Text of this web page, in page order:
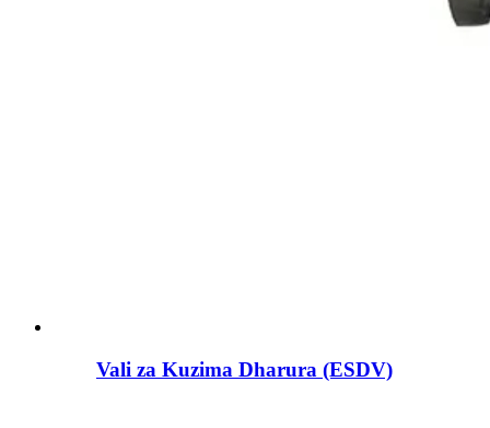
Vali za Kuzima Dharura (ESDV)